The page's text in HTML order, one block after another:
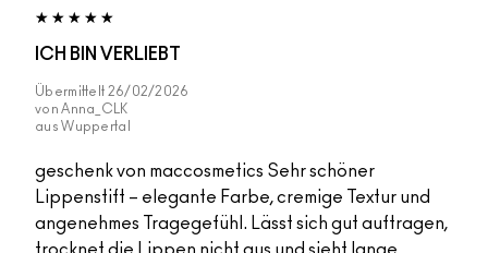
ICH BIN VERLIEBT
Übermittelt 26/02/2026
von Anna_CLK
aus Wuppertal
geschenk von maccosmetics Sehr schöner
Lippenstift – elegante Farbe, cremige Textur und
angenehmes Tragegefühl. Lässt sich gut auftragen,